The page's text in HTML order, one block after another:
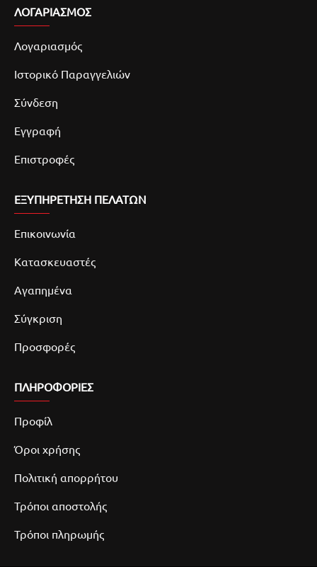
ΛΟΓΑΡΙΑΣΜΌΣ
Λογαριασμός
Ιστορικό Παραγγελιών
Σύνδεση
Εγγραφή
Επιστροφές
ΕΞΥΠΗΡΕΤΗΣΗ ΠΕΛΑΤΩΝ
Επικοινωνία
Κατασκευαστές
Αγαπημένα
Σύγκριση
Προσφορές
ΠΛΗΡΟΦΟΡΙΕΣ
Προφίλ
Όροι χρήσης
Πολιτική απορρήτου
Τρόποι αποστολής
Τρόποι πληρωμής